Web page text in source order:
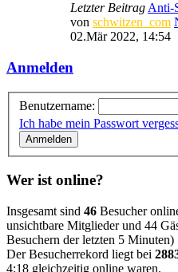
Letzter BeitragAnti-
von schwitzen_com
02.Mär 2022, 14:54
Anmelden
Benutzername:
Ich habe mein Passwort
Wer ist online?
Insgesamt sind 46 Besucher
unsichtbare Mitglieder und 44
Besuchern der letzten 5 Minuten)
Der Besucherrekord liegt bei
4:18 gleichzeitig online waren.